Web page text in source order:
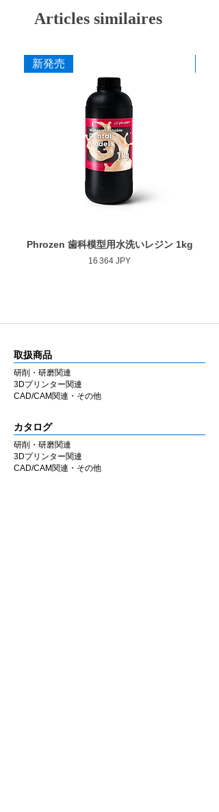
Articles similaires
新発売
Phrozen 歯科模型用水洗いレジン 1kg
Prix
16 364 JPY
取扱商品
研削・研磨関連
3Dプリンター関連
CAD/CAM関連・その他
カタログ
研削・研磨関連
3Dプリンター関連
CAD/CAM関連・その他